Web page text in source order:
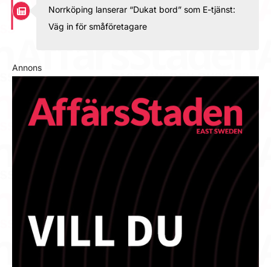
Norrköping lanserar “Dukat bord” som E-tjänst:
Väg in för småföretagare
Annons